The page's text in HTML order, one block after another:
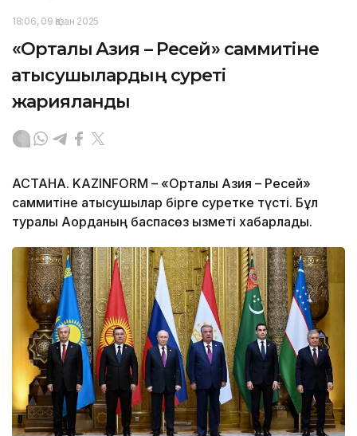
18:06, 09 Қазан 2025
«Орталық Азия – Ресей» саммитіне
қатысушылардың суреті
жарияланды
АСТАНА. KAZINFORM – «Орталық Азия – Ресей»
саммитіне қатысушылар бірге суретке түсті. Бұл
туралы Ақорданың баспасөз қызметі хабарлады.